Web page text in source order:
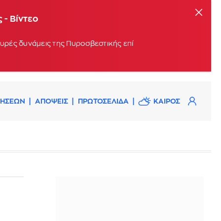
- Βίντεο
δυνάμεις της Πυροσβεστικής επί
ΑΠΟΨΕΙΣ ΠΡΩΤΟΣΕΛΙΔΑ ΚΑΙΡΟΣ